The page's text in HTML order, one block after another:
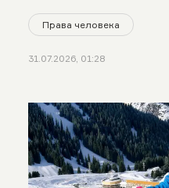
Права человека
31.07.2026, 01:28